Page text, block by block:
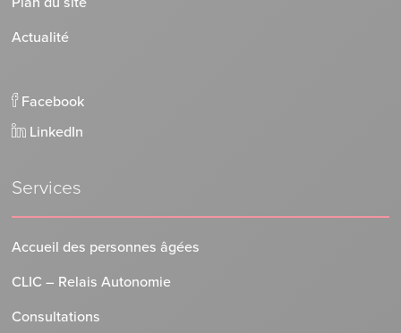
Actualité
Facebook
LinkedIn
Services
Accueil des personnes âgées
CLIC – Relais Autonomie
Consultations